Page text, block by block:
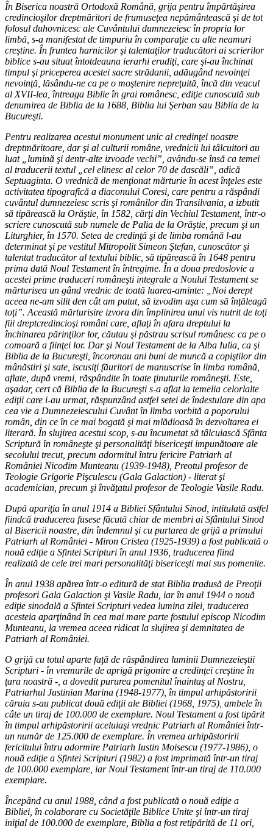
În Biserica noastră Ortodoxă Română, grija pentru împărtăşirea
credincioşilor dreptmăritori de frumuseţea nepământească şi de tot
folosul duhovnicesc ale Cuvântului dumnezeiesc în propria lor
limbă, s-a manifestat de timpuriu în comparaţie cu alte neamuri
creştine. În fruntea harnicilor şi talentaţilor traducători ai scrierilor
biblice s-au situat întotdeauna ierarhi erudiţi, care şi-au închinat
timpul şi priceperea acestei sacre strădanii, adăugând nevoinţei
nevoinţă, lăsându-ne ca pe o moştenire nepreţuită, încă din veacul
al XVII-lea, întreaga Biblie în grai românesc, ediţie cunoscută sub
denumirea de Biblia de la 1688, Biblia lui Şerban sau Biblia de la
Bucureşti.
Pentru realizarea acestui monument unic al credinţei noastre
dreptmăritoare, dar şi al culturii române, vrednicii lui tâlcuitori au
luat „lumină şi dentr-alte izvoade vechi”, avându-se însă ca temei
al traducerii textul „cel elinesc al celor 70 de dascăli”, adică
Septuaginta. O vrednică de menţionat mărturie în acest înţeles este
activitatea tipografică a diaconului Coresi, care pentru a răspândi
cuvântul dumnezeiesc scris şi românilor din Transilvania, a izbutit
să tipărească la Orăştie, în 1582, cărţi din Vechiul Testament, într-o
scriere cunoscută sub numele de Palia de la Orăştie, precum şi un
Liturghier, în 1570. Setea de credinţă şi de limba română l-au
determinat şi pe vestitul Mitropolit Simeon Ştefan, cunoscător şi
talentat traducător al textului biblic, să tipărească în 1648 pentru
prima dată Noul Testament în întregime. În a doua predoslovie a
acestei prime traduceri româneşti integrale a Noului Testament se
mărturisea un gând vrednic de toată luarea-aminte: „Noi derept
aceea ne-am silit den cât am putut, să izvodim aşa cum să înţăleagă
toţi”. Această mărturisire izvora din împlinirea unui vis nutrit de toţi
fiii dreptcredincioşi români care, aflaţi în afara dreptului la
închinarea părinţilor lor, căutau şi păstrau scrisul românesc ca pe o
comoară a fiinţei lor. Dar şi Noul Testament de la Alba Iulia, ca şi
Biblia de la Bucureşti, încoronau ani buni de muncă a copiştilor din
mânăstiri şi sate, iscusiţi făuritori de manuscrise în limba română,
aflate, după vremi, răspândite în toate ţinuturile româneşti. Este,
aşadar, cert că Biblia de la Bucureşti s-a aflat la temelia celorlalte
ediţii care i-au urmat, răspunzând astfel setei de îndestulare din apa
cea vie a Dumnezeiescului Cuvânt în limba vorbită a poporului
român, din ce în ce mai bogată şi mai mlădioasă în dezvoltarea ei
literară. În slujirea acestui scop, s-au încumetat să tâlcuiască Sfânta
Scriptură în româneşte şi personalităţi bisericeşti impunătoare ale
secolului trecut, precum adormitul întru fericire Patriarh al
României Nicodim Munteanu (1939-1948), Preotul profesor de
Teologie Grigorie Pişculescu (Gala Galaction) - literat şi
academician, precum şi învăţatul profesor de Teologie Vasile Radu.
După apariţia în anul 1914 a Bibliei Sfântului Sinod, intitulată astfel
fiindcă traducerea fusese făcută chiar de membri ai Sfântului Sinod
al Bisericii noastre, din îndemnul şi cu purtarea de grijă a primului
Patriarh al României - Miron Cristea (1925-1939) a fost publicată o
nouă ediţie a Sfintei Scripturi în anul 1936, traducerea fiind
realizată de cele trei mari personalităţi bisericeşti mai sus pomenite.
În anul 1938 apărea într-o editură de stat Biblia tradusă de Preoţii
profesori Gala Galaction şi Vasile Radu, iar în anul 1944 o nouă
ediţie sinodală a Sfintei Scripturi vedea lumina zilei, traducerea
acesteia aparţinând în cea mai mare parte fostului episcop Nicodim
Munteanu, la vremea aceea ridicat la slujirea şi demnitatea de
Patriarh al României.
O grijă cu totul aparte faţă de răspândirea luminii Dumnezeieştii
Scripturi - în vremurile de aprigă prigonire a credinţei creştine în
ţara noastră -, a dovedit pururea pomenitul înaintaş al Nostru,
Patriarhul Justinian Marina (1948-1977), în timpul arhipăstoririi
căruia s-au publicat două ediţii ale Bibliei (1968, 1975), ambele în
câte un tiraj de 100.000 de exemplare. Noul Testament a fost tipărit
în timpul arhipăstoririi aceluiaşi vrednic Patriarh al României într-
un număr de 125.000 de exemplare. În vremea arhipăstoririi
fericitului întru adormire Patriarh Iustin Moisescu (1977-1986), o
nouă ediţie a Sfintei Scripturi (1982) a fost imprimată într-un tiraj
de 100.000 exemplare, iar Noul Testament într-un tiraj de 110.000
exemplare.
Începând cu anul 1988, când a fost publicată o nouă ediţie a
Bibliei, în colaborare cu Societăţile Biblice Unite şi într-un tiraj
iniţial de 100.000 de exemplare, Biblia a fost retipărită de 11 ori,